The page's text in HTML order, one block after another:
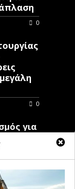
0
0
για
στη